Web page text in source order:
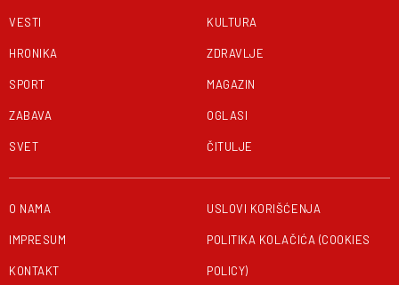
VESTI
HRONIKA
SPORT
ZABAVA
SVET
KULTURA
ZDRAVLJE
MAGAZIN
OGLASI
ČITULJE
O NAMA
IMPRESUM
KONTAKT
USLOVI KORIŠĆENJA
POLITIKA KOLAČIĆA (COOKIES
POLICY)